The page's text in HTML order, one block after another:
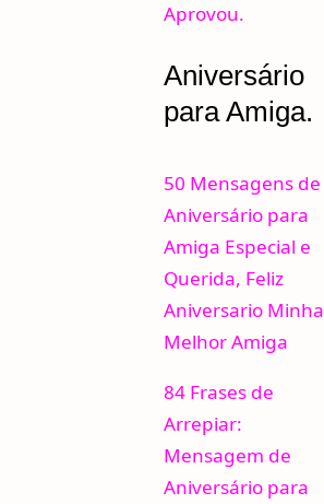
Aprovou.
Aniversário
para Amiga.
50 Mensagens de
Aniversário para
Amiga Especial e
Querida, Feliz
Aniversario Minha
Melhor Amiga
84 Frases de
Arrepiar:
Mensagem de
Aniversário para